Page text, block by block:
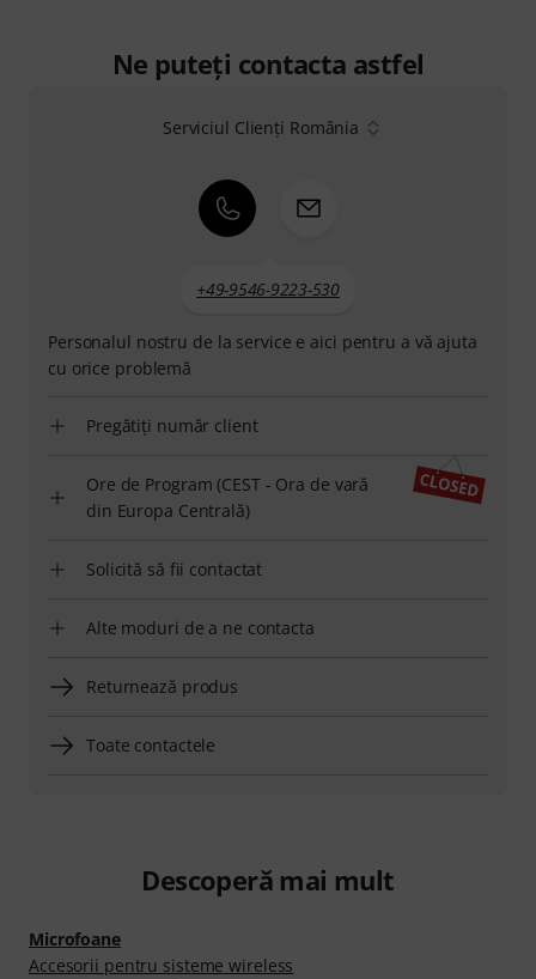
Ne puteți contacta astfel
Serviciul Clienți România
+49-9546-9223-530
Personalul nostru de la service e aici pentru a vă ajuta
cu orice problemă
Pregătiți număr client
Ore de Program (CEST - Ora de vară
din Europa Centrală)
Solicită să fii contactat
Alte moduri de a ne contacta
Returnează produs
Toate contactele
Descoperă mai mult
Microfoane
Accesorii pentru sisteme wireless